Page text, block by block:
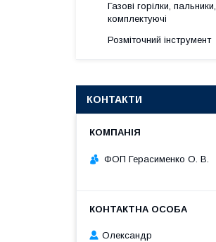
Газові горілки, пальники,
комплектуючі
Розміточний інструмент
КОНТАКТИ
ФОП Герасименко О. В.
Олександр